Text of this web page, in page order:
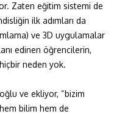
Zaten eğitim sistemi de
ilk adımları da
ve 3D uygulamalar
edinen öğrencilerin,
neden yok.
ve ekliyor, “bizim
bilim hem de